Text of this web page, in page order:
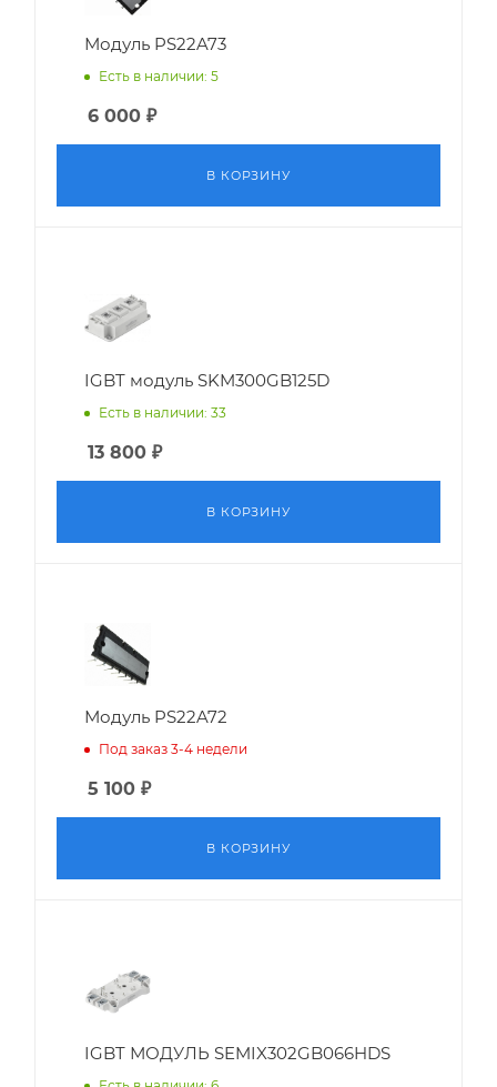
Модуль PS22A73
Есть в наличии: 5
6 000 ₽
В КОРЗИНУ
IGBT модуль SKM300GB125D
Есть в наличии: 33
13 800 ₽
В КОРЗИНУ
Модуль PS22A72
Под заказ 3-4 недели
5 100 ₽
В КОРЗИНУ
IGBT МОДУЛЬ SEMIX302GB066HDS